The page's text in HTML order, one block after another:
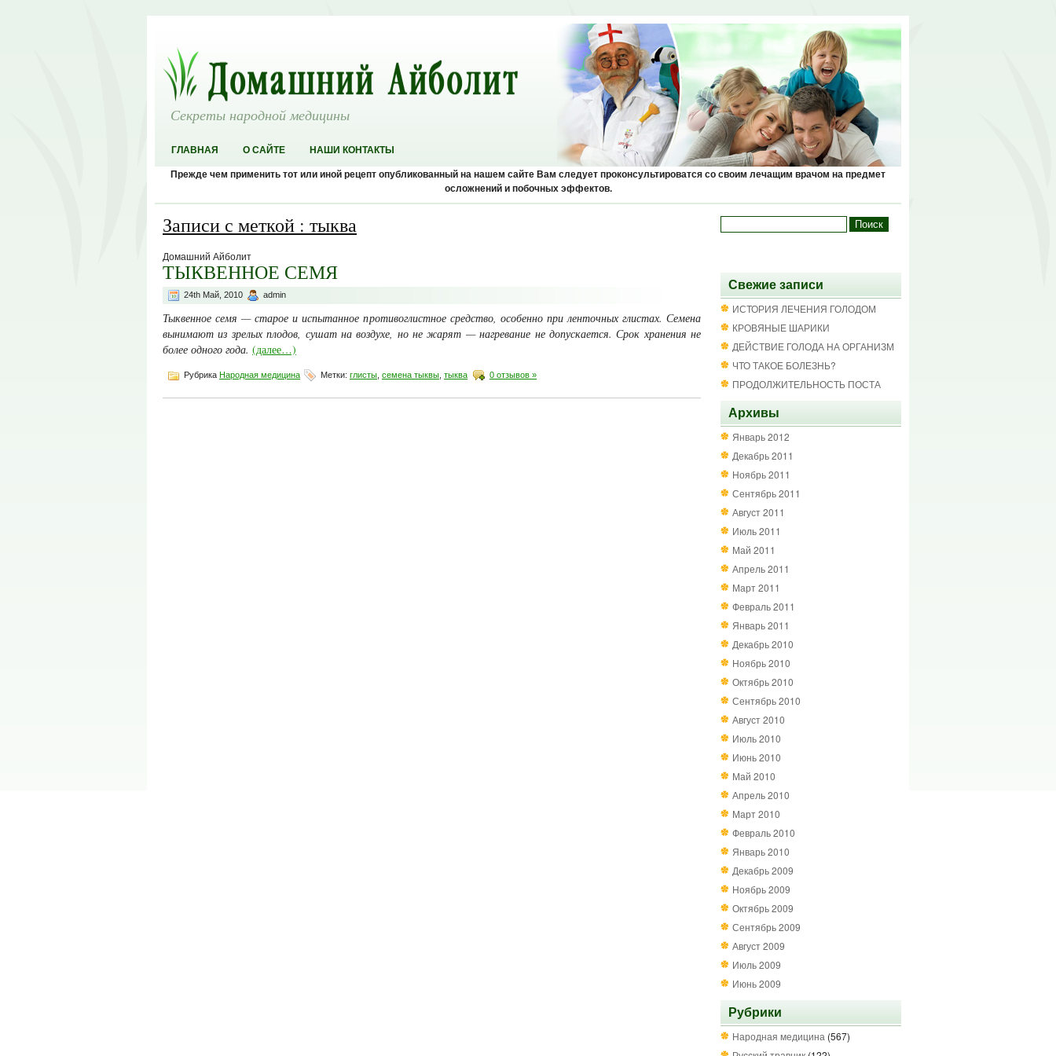
Секреты народной медицины
ГЛАВНАЯ О САЙТЕ НАШИ КОНТАКТЫ
Прежде чем применить тот или иной рецепт опубликованный на нашем сайте Вам следует проконсультироватся со своим лечащим врачом на предмет
осложнений и побочных эффектов.
Записи с меткой : тыква
Домашний Айболит
ТЫКВЕННОЕ СЕМЯ
24th Май, 2010 admin
Тыквенное семя — старое и испытанное противоглистное средство, особенно при ленточных глистах. Семена
вы­нимают из зрелых плодов, сушат на воздухе, но не жарят — нагрева­ние не допускается. Срок хранения не
более одного года. (далее…)
Рубрика Народная медицина Метки: глисты семена тыквы тыква 0 отзывов »
Свежие записи
ИСТОРИЯ ЛЕЧЕНИЯ ГОЛОДОМ
КРОВЯНЫЕ ШАРИКИ
ДЕЙСТВИЕ ГОЛОДА НА ОРГАНИЗМ
ЧТО ТАКОЕ БОЛЕЗНЬ?
ПРОДОЛЖИТЕЛЬНОСТЬ ПОСТА
Архивы
Январь 2012
Декабрь 2011
Ноябрь 2011
Сентябрь 2011
Август 2011
Июль 2011
Май 2011
Апрель 2011
Март 2011
Февраль 2011
Январь 2011
Декабрь 2010
Ноябрь 2010
Октябрь 2010
Сентябрь 2010
Август 2010
Июль 2010
Июнь 2010
Май 2010
Апрель 2010
Март 2010
Февраль 2010
Январь 2010
Декабрь 2009
Ноябрь 2009
Октябрь 2009
Сентябрь 2009
Август 2009
Июль 2009
Июнь 2009
Рубрики
Народная медицина (567)